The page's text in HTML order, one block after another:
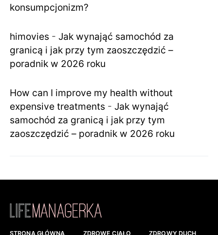
konsumpcjonizm?
himovies - Jak wynająć samochód za
granicą i jak przy tym zaoszczędzić –
poradnik w 2026 roku
How can I improve my health without
expensive treatments - Jak wynająć
samochód za granicą i jak przy tym
zaoszczędzić – poradnik w 2026 roku
STRONA GŁÓWNA ZDROWE CIAŁO ZDROWY DUCH